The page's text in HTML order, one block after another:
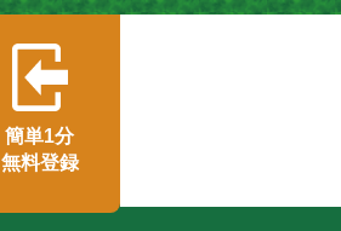
簡単1分
無料登録